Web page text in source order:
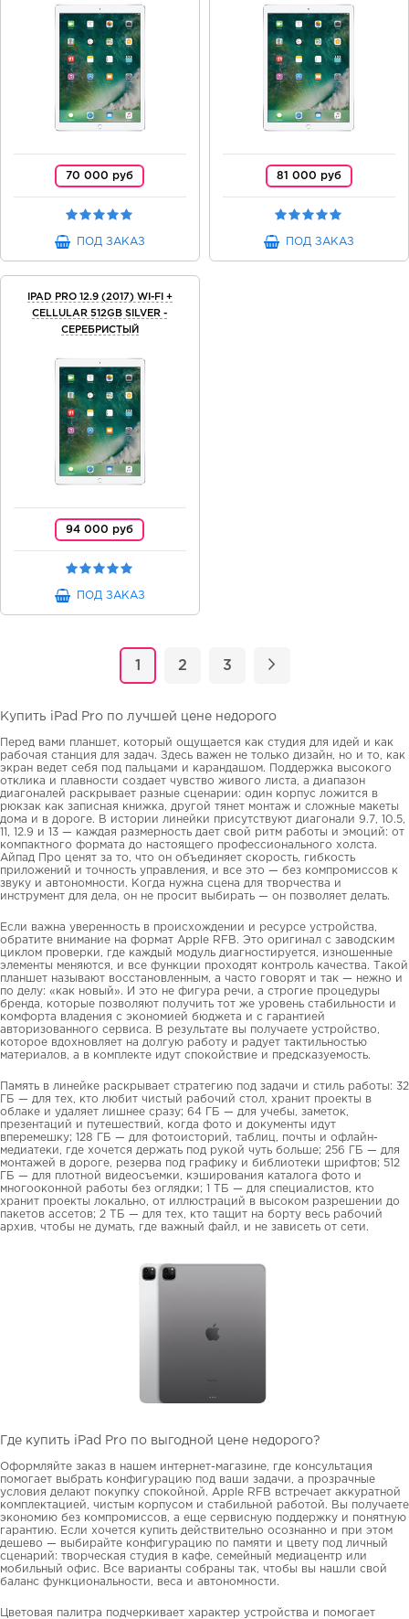
70 000 руб
ПОД ЗАКАЗ
81 000 руб
ПОД ЗАКАЗ
IPAD PRO 12.9 (2017) WI-FI +
CELLULAR 512GB SILVER -
СЕРЕБРИСТЫЙ
94 000 руб
ПОД ЗАКАЗ
1 2 3
Купить iPad Pro по лучшей цене недорого
Перед вами планшет, который ощущается как студия для идей и как
рабочая станция для задач. Здесь важен не только дизайн, но и то, как
экран ведет себя под пальцами и карандашом. Поддержка высокого
отклика и плавности создает чувство живого листа, а диапазон
диагоналей раскрывает разные сценарии: один корпус ложится в
рюкзак как записная книжка, другой тянет монтаж и сложные макеты
дома и в дороге. В истории линейки присутствуют диагонали 9.7, 10.5,
11, 12.9 и 13 — каждая размерность дает свой ритм работы и эмоций: от
компактного формата до настоящего профессионального холста.
Айпад Про ценят за то, что он объединяет скорость, гибкость
приложений и точность управления, и все это — без компромиссов к
звуку и автономности. Когда нужна сцена для творчества и
инструмент для дела, он не просит выбирать — он позволяет делать.
Если важна уверенность в происхождении и ресурсе устройства,
обратите внимание на формат Apple RFB. Это оригинал с заводским
циклом проверки, где каждый модуль диагностируется, изношенные
элементы меняются, и все функции проходят контроль качества. Такой
планшет называют восстановленным, а часто говорят и так — нежно и
по делу: «как новый». И это не фигура речи, а строгие процедуры
бренда, которые позволяют получить тот же уровень стабильности и
комфорта владения с экономией бюджета и с гарантией
авторизованного сервиса. В результате вы получаете устройство,
которое вдохновляет на долгую работу и радует тактильностью
материалов, а в комплекте идут спокойствие и предсказуемость.
Память в линейке раскрывает стратегию под задачи и стиль работы: 32
ГБ — для тех, кто любит чистый рабочий стол, хранит проекты в
облаке и удаляет лишнее сразу; 64 ГБ — для учебы, заметок,
презентаций и путешествий, когда фото и документы идут
вперемешку; 128 ГБ — для фотоисторий, таблиц, почты и офлайн-
медиатеки, где хочется держать под рукой чуть больше; 256 ГБ — для
монтажей в дороге, резерва под графику и библиотеки шрифтов; 512
ГБ — для плотной видеосъемки, кэширования каталога фото и
многооконной работы без оглядки; 1 ТБ — для специалистов, кто
хранит проекты локально, от иллюстраций в высоком разрешении до
пакетов ассетов; 2 ТБ — для тех, кто тащит на борту весь рабочий
архив, чтобы не думать, где важный файл, и не зависеть от сети.
Где купить iPad Pro по выгодной цене недорого?
Оформляйте заказ в нашем интернет-магазине, где консультация
помогает выбрать конфигурацию под ваши задачи, а прозрачные
условия делают покупку спокойной. Apple RFB встречает аккуратной
комплектацией, чистым корпусом и стабильной работой. Вы получаете
экономию без компромиссов, а еще сервисную поддержку и понятную
гарантию. Если хочется купить действительно осознанно и при этом
дешево — выбирайте конфигурацию по памяти и цвету под личный
сценарий: творческая студия в кафе, семейный медиацентр или
мобильный офис. Все варианты собраны так, чтобы вы нашли свой
баланс функциональности, веса и автономности.
Цветовая палитра подчеркивает характер устройства и помогает